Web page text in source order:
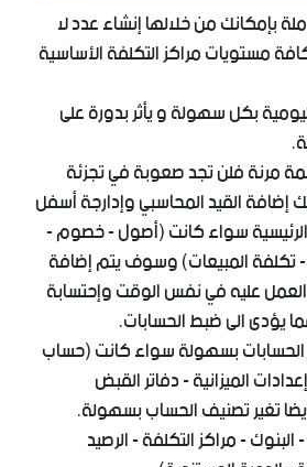
بإمكانك من خلالها إنشاء عدد لا
مستويات مراكز التكلفة الأساسية
بكل سهولة و يأثر بدورة على
مرنة فلن تجد صعوبة في تجزئة
القيد المحاسبي وإدارجة أسفل
الرئيسية سواء كانت (أصول - خصوم -
- تكلفة المبيعات) وسوف يتم إضافة
عليه في نفس الوقت وإحتسابة
يؤدى الى ضبط الحسابات.
بسهولة سواء كانت (حساب
الميزانية - دفاتر القبض
تغير تصنيف الحساب بسهولة.
- مراكز التكلفة - الرصيد